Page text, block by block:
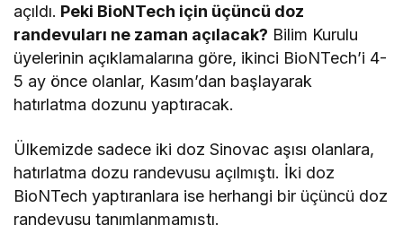
açıldı. Peki BioNTech için üçüncü doz
randevuları ne zaman açılacak? Bilim Kurulu
üyelerinin açıklamalarına göre, ikinci BioNTech’i 4-
5 ay önce olanlar, Kasım’dan başlayarak
hatırlatma dozunu yaptıracak.
Ülkemizde sadece iki doz Sinovac aşısı olanlara,
hatırlatma dozu randevusu açılmıştı. İki doz
BioNTech yaptıranlara ise herhangi bir üçüncü doz
randevusu tanımlanmamıştı.